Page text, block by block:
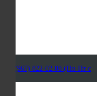
+7 (967) 822-02-08 (Пн-Пт с